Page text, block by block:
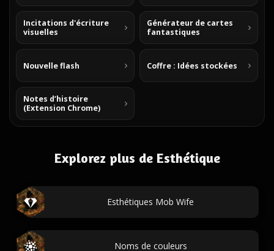
Incitations d'écriture
visuelles
Générateur de cartes
fantastiques
Nouvelle flash Coffre : Idées stockées
Notes d’histoire
(Extension Chrome)
Explorez plus de Esthétique
Esthétiques Mob Wife
Noms de couleurs